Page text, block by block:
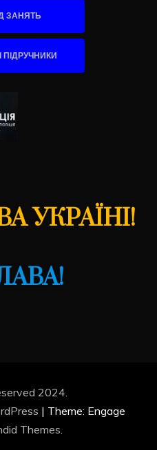
ЗАНЯТЬ
ПІДРУЧНИКИ
УКРАЇНІ!
2024.
| Theme: Engage
Themes.